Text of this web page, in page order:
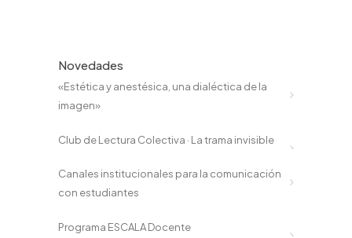
Novedades
«Estética y anestésica, una dialéctica de la
imagen»
Club de Lectura Colectiva · La trama invisible
Canales institucionales para la comunicación
con estudiantes
Programa ESCALA Docente